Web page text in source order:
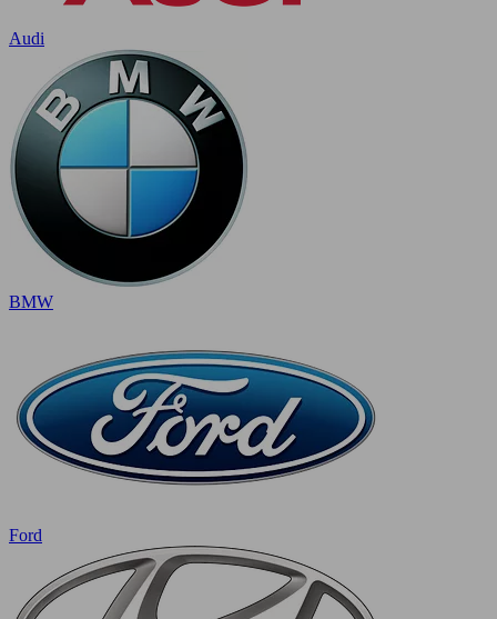
Audi
BMW
Ford